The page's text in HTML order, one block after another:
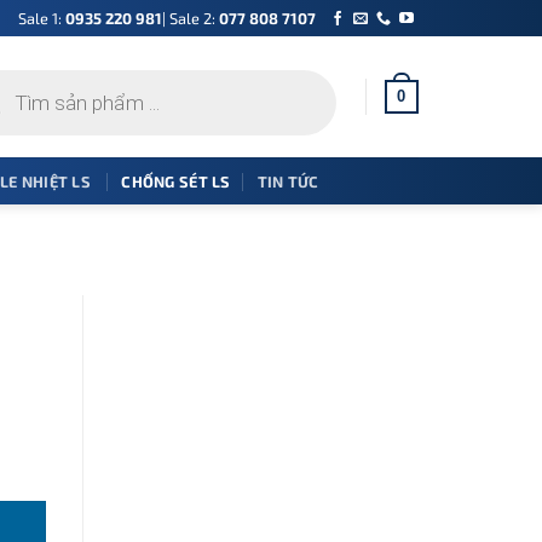
Sale 1: 0935 220 981| Sale 2: 077 808 7107
0
NHIỆT LS CHỐNG SÉT LS TIN TỨC